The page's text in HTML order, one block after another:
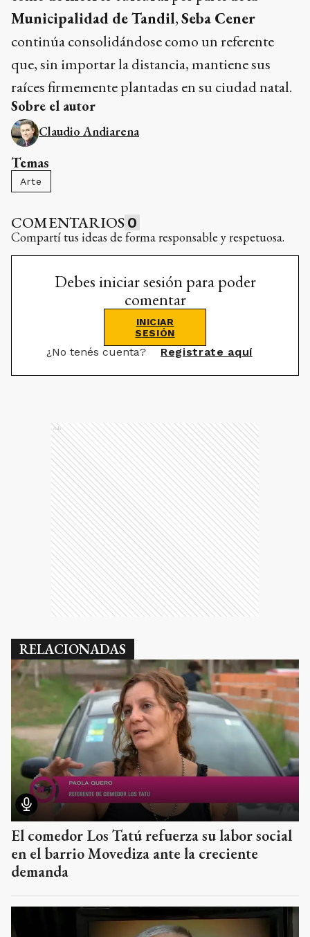
Municipalidad de Tandil,Seba Cener
continúa consolidándose como un referente
que, sin importar la distancia, mantiene sus
raíces firmemente plantadas en su ciudad natal.
Sobre el autor
Claudio Andiarena
Temas
Arte
COMENTARIOS 0
Compartí tus ideas de forma responsable y respetuosa.
Debes iniciar sesión para poder
comentar
INICIAR
SESIÓN
¿No tenés cuenta? Registrate aquí
Ads
RELACIONADAS
El comedor Los Tatú refuerza su labor social
en el barrio Movediza ante la creciente
demanda